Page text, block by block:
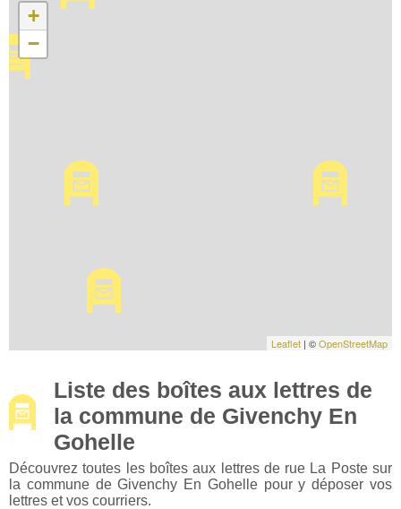
+
−
Leaflet | ©OpenStreetMap
Liste des boîtes aux lettres de
la commune de Givenchy En
Gohelle
Découvrez toutes les boîtes aux lettres de rue La Poste sur
la commune de Givenchy En Gohelle pour y déposer vos
lettres et vos courriers.